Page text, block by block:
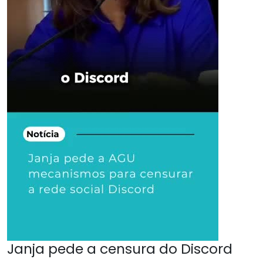
Janja pede a censura do Discord